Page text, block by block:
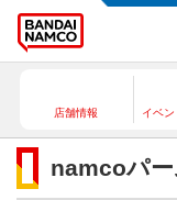
店舗情報 イベ
namcoパ